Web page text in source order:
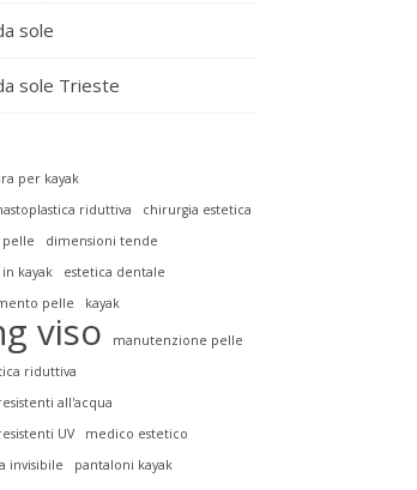
sole
sole Trieste
per kayak
riduttiva
chirurgia estetica
pelle
dimensioni tende
kayak
estetica dentale
pelle
kayak
viso
manutenzione pelle
riduttiva
all'acqua
UV
medico estetico
invisibile
pantaloni kayak